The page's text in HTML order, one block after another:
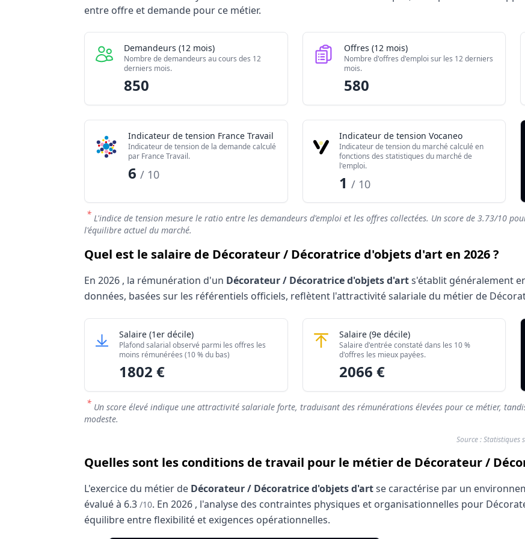
Indicateur
Offres publiées (12 mois)
Embauches constatées
220
Indice de tension globale
entre offre et demande pour ce métier.
Demandeurs (12 mois)
Nombre de demandeurs au cours des 12
derniers mois.
850
Offres (12 mois)
Nombre d'offres d'emploi sur les 12 derniers
mois.
580
Indicateur de tension France Travail
Indicateur de tension de la demande calculé
par France Travail.
6 / 10
Indicateur de tension Vocaneo
Indicateur de tension du marché calculé en
fonctions des statistiques du marché de
l'emploi.
1/ 10
* L'indice de tension mesure le ratio entre les demandeurs d'emploi et les offres collectées. Un score de 3.73/10
l'équilibre actuel du marché.
Quel est le salaire de Décorateur / Décoratrice d'objets d'art en 2026 ?
En 2026 , la rémunération d'un Décorateur / Décoratrice d'objets d'arts'établit généralement
données, basées sur les référentiels officiels, reflètent l'attractivité salariale du métier de
Grille salariale Décorateur / Décoratrice d'objets d'art 2026
Niveau de salaire (Déciles)
Montant mensuel brut
Salaire minimum (10% les moins rémunérés)
Salaire maximum (10% les mieux rémunérés)
Salaire Décorateur / Décoratrice d'objets d'art
(1er décile)
Plafond salarial observé parmi les offres les
moins rémunérées (10 % du bas)
1802 €
SalaireDécorateur / Décoratrice d'objets d'art
(9e décile)
Salaire d'entrée constaté dans les 10 %
d'offres les mieux payées.
2066 €
* Un score élevé indique une attractivité salariale forte, traduisant des rémunérations élevées pour ce métier,
modeste.
Source : Statistiques
Quelles sont les conditions de travail pour le métier de Décorateur /
L'exercice du métier de Décorateur / Décoratrice d'objets d'artse caractérise par un
évalué à 6.3 /10. En 2026 , l'analyse des contraintes physiques et organisationnelles pour
équilibre entre flexibilité et exigences opérationnelles.